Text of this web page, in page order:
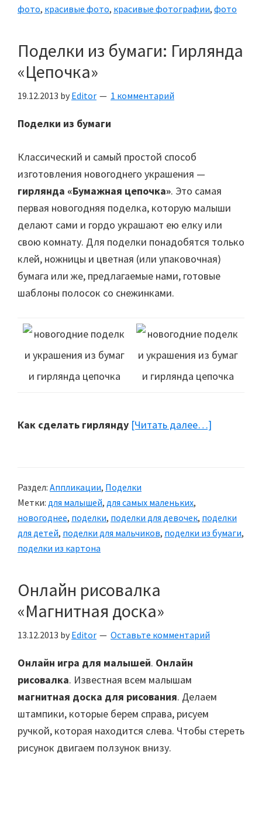
фото, красивые фото, красивые фотографии, фото
Поделки из бумаги: Гирлянда
«Цепочка»
19.12.2013 by Editor 1 комментарий
Поделки из бумаги
Классический и самый простой способ
изготовления новогоднего украшения —
гирлянда «Бумажная цепочка». Это самая
первая новогодняя поделка, которую малыши
делают сами и гордо украшают ею елку или
свою комнату. Для поделки понадобятся только
клей, ножницы и цветная (или упаковочная)
бумага или же, предлагаемые нами, готовые
шаблоны полосок со снежинками.
Как сделать гирлянду [Читать далее…]
Раздел: Аппликации, Поделки
Метки: для малышей, для самых маленьких,
новогоднее, поделки, поделки для девочек, поделки
для детей, поделки для мальчиков, поделки из бумаги,
поделки из картона
Онлайн рисовалка
«Магнитная доска»
13.12.2013 by Editor Оставьте комментарий
Онлайн игра для малышей. Онлайн
рисовалка. Известная всем малышам
магнитная доска для рисования. Делаем
штампики, которые берем справа, рисуем
ручкой, которая находится слева. Чтобы стереть
рисунок двигаем ползунок внизу.